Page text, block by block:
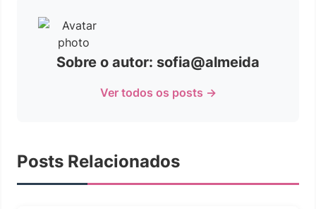
Sobre o autor: sofia@almeida
Ver todos os posts →
Posts Relacionados